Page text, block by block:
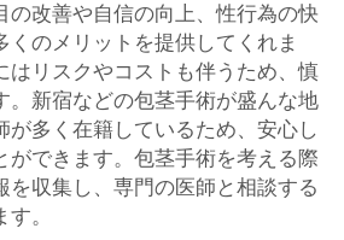
の改善や自信の向上、性行為の快
くのメリットを提供してくれま
はリスクやコストも伴うため、慎
。新宿などの包茎手術が盛んな地
が多く在籍しているため、安心し
ができます。包茎手術を考える際
を収集し、専門の医師と相談する
。